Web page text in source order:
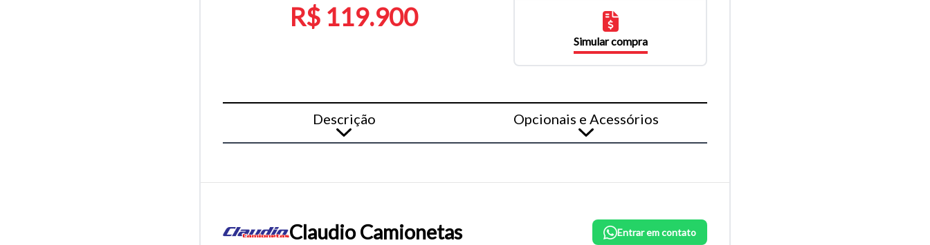
R$ 119.900
Simular compra
Descrição Opcionais e Acessórios
Claudio Camionetas Entrar em contato